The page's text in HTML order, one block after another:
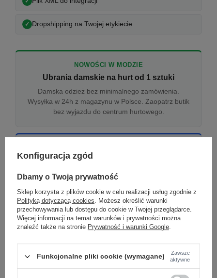
Dropshipping na Twojej etykiecie
NOWOŚCI W MODZIE
Ubrania damskie na hurt od 1 sztuki
Damska odzież bez minimalnego zamówienia.
Wysyłka w 24h z magazynu w Polsce. Zaopatrz butik
bez wyjazdu do centrum hurtowego.
Odzież damska hurtowo online
Internetowa hurtownia damska z plikiem XML/CSV.
Aktualizacja stanów co godzinę.
DROPSHIPPING
Damskie ubrania w dropshippingu
Hurt odzieży damskiej z wysyłką na etykiecie Twojego
sklepu w całej UE. Zero magazynu, zero
Konfiguracja zgód
Dbamy o Twoją prywatność
Sklep korzysta z plików cookie w celu realizacji usług zgodnie z
Polityką dotyczącą cookies. Możesz określić warunki
przechowywania lub dostępu do cookie w Twojej przeglądarce.
Więcej informacji na temat warunków i prywatności można
znaleźć także na stronie Prywatność i warunki Google.
Funkcjonalne pliki cookie (wymagane)
Zawsze
aktywne